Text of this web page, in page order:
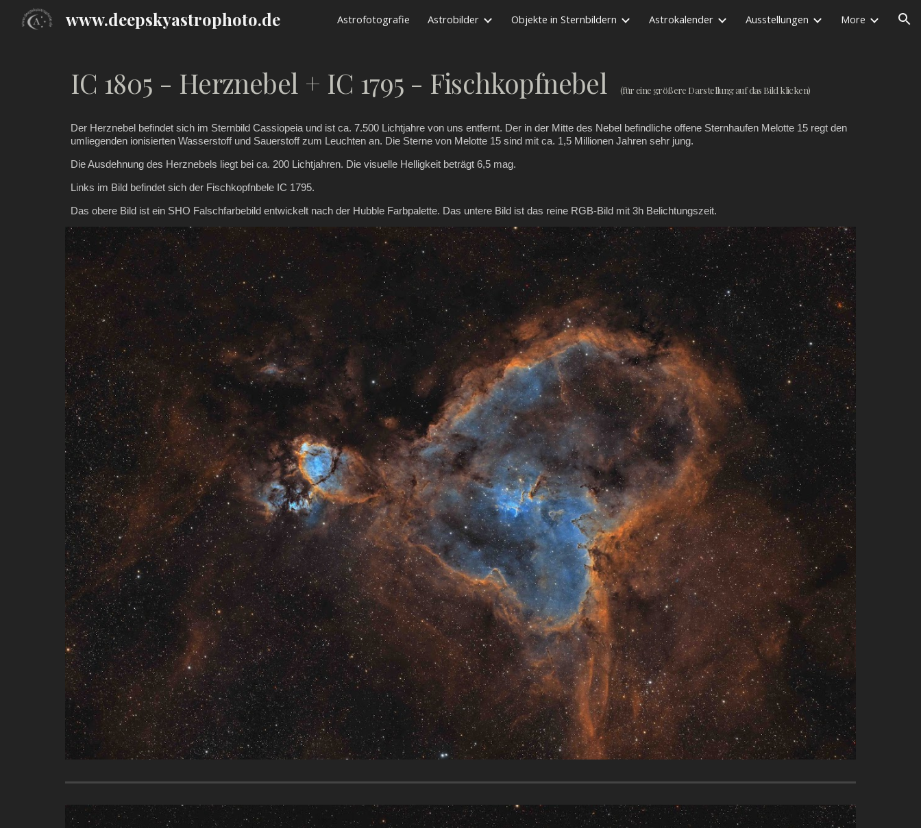
Skip to main content Skip to navigation
www.deepskyastrophoto.de Astrofotografie Astrobilder Objekte in Sternbildern Astrokalender Ausstellungen More
IC 1805 - Herznebel + IC 1795 - Fischkopfnebel (für eine größere Darstellung auf das Bild klicken)
Der Herznebel befindet sich im Sternbild Cassiopeia und ist ca. 7.500 Lichtjahre von uns entfernt. Der in der Mitte des Nebel befindliche offene Sternhaufen Melotte 15 regt den
umliegenden ionisierten Wasserstoff und Sauerstoff zum Leuchten an. Die Sterne von Melotte 15 sind mit ca. 1,5 Millionen Jahren sehr jung.
Die Ausdehnung des Herznebels liegt bei ca. 200 Lichtjahren. Die visuelle Helligkeit beträgt 6,5 mag.
Links im Bild befindet sich der Fischkopfnbele IC 1795.
Das obere Bild ist ein SHO Falschfarbebild entwickelt nach der Hubble Farbpalette. Das untere Bild ist das reine RGB-Bild mit 3h Belichtungszeit.